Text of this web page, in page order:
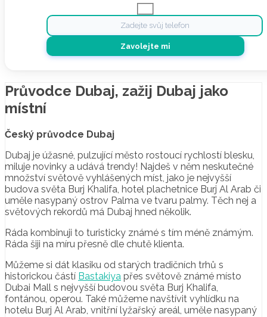
Průvodce Dubaj, zažij Dubaj jako
místní
Český průvodce Dubaj
Dubaj je úžasné, pulzující město rostoucí rychlostí blesku,
miluje novinky a udává trendy! Najdeš v něm neskutečné
množství světově vyhlášených míst, jako je nejvyšší
budova světa Burj Khalifa, hotel plachetnice Burj Al Arab či
uměle nasypaný ostrov Palma ve tvaru palmy. Těch nej a
světových rekordů má Dubaj hned několik.
Ráda kombinuji to turisticky známé s tím méně známým.
Ráda šiji na míru přesně dle chutě klienta.
Můžeme si dát klasiku od starých tradičních trhů s
historickou částí Bastakiya přes světově známé místo
Dubai Mall s nejvyšší budovou světa Burj Khalifa,
fontánou, operou. Také můžeme navštívit vyhlídku na
hotelu Burj Al Arab, vnitřní lyžařský areál, uměle nasypaný